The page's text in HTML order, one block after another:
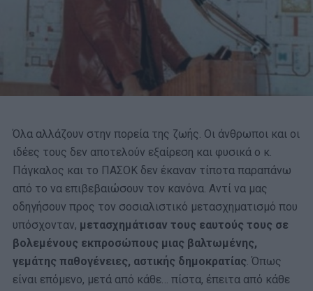
Όλα αλλάζουν στην πορεία της ζωής. Οι άνθρωποι και οι
ιδέες τους δεν αποτελούν εξαίρεση και φυσικά ο κ.
Πάγκαλος και το ΠΑΣΟΚ δεν έκαναν τίποτα παραπάνω
από το να επιβεβαιώσουν τον κανόνα. Αντί να μας
οδηγήσουν προς τον σοσιαλιστικό μετασχηματισμό που
υπόσχονταν, μετασχημάτισαν τους εαυτούς τους σε
βολεμένους εκπροσώπους μιας βαλτωμένης,
γεμάτης παθογένειες, αστικής δημοκρατίας . Όπως
είναι επόμενο, μετά από κάθε… πίστα, έπειτα από κάθε